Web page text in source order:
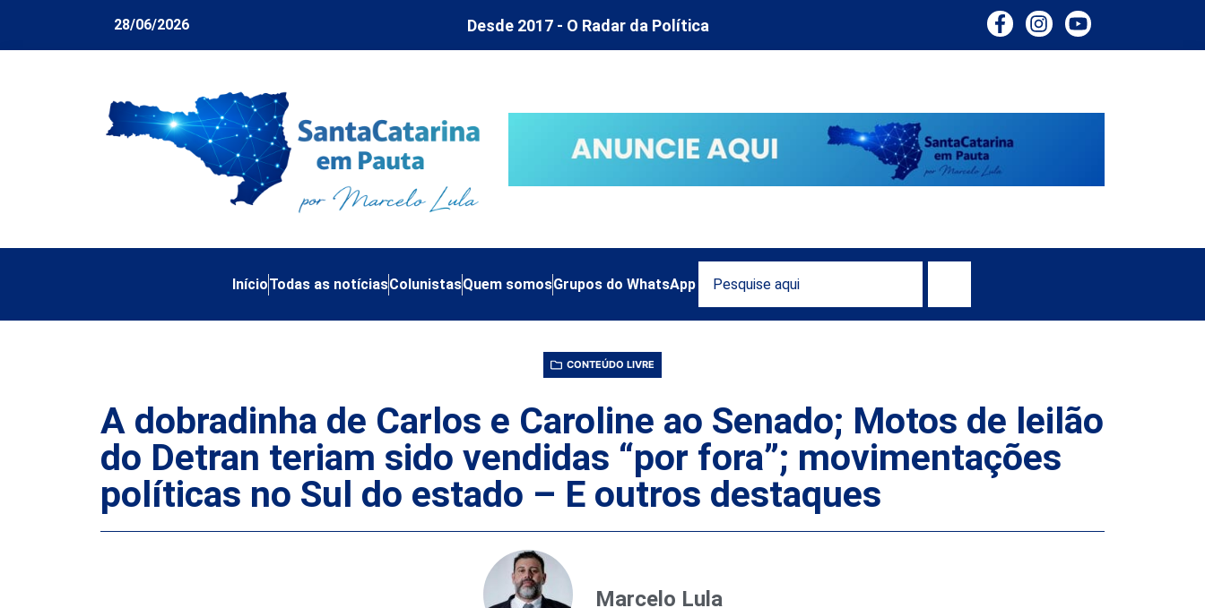
28/06/2026 Desde 2017 - O Radar da Política
InícioTodas as notíciasColunistasQuem somosGrupos do WhatsApp
CONTEÚDO LIVRE
A dobradinha de Carlos e Caroline ao Senado; Motos de leilão
do Detran teriam sido vendidas “por fora”; movimentações
políticas no Sul do estado – E outros destaques
Marcelo Lula